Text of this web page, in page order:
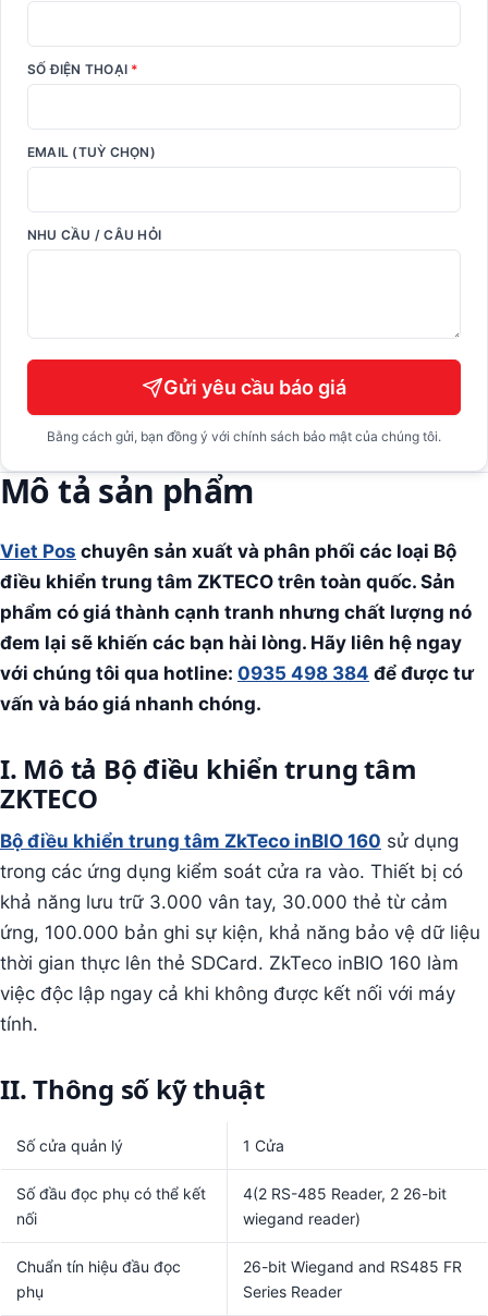
SỐ ĐIỆN THOẠI *
EMAIL (TUỲ CHỌN)
NHU CẦU / CÂU HỎI
Gửi yêu cầu báo giá
Bằng cách gửi, bạn đồng ý với chính sách bảo mật của chúng tôi.
Mô tả sản phẩm
Viet Pos chuyên sản xuất và phân phối các loại Bộ
điều khiển trung tâm ZKTECO trên toàn quốc. Sản
phẩm có giá thành cạnh tranh nhưng chất lượng nó
đem lại sẽ khiến các bạn hài lòng. Hãy liên hệ ngay
với chúng tôi qua hotline: 0935 498 384 để được tư
vấn và báo giá nhanh chóng.
I. Mô tả Bộ điều khiển trung tâm
ZKTECO
Bộ điều khiển trung tâm ZkTeco inBIO 160 sử dụng
trong các ứng dụng kiểm soát cửa ra vào. Thiết bị có
khả năng lưu trữ 3.000 vân tay, 30.000 thẻ từ cảm
ứng, 100.000 bản ghi sự kiện, khả năng bảo vệ dữ liệu
thời gian thực lên thẻ SDCard. ZkTeco inBIO 160 làm
việc độc lập ngay cả khi không được kết nối với máy
tính.
II. Thông số kỹ thuật
Số cửa quản lý 1 Cửa
Số đầu đọc phụ có thể kết
nối
4(2 RS-485 Reader, 2 26-bit
wiegand reader)
Chuẩn tín hiệu đầu đọc
phụ
26-bit Wiegand and RS485 FR
Series Reader